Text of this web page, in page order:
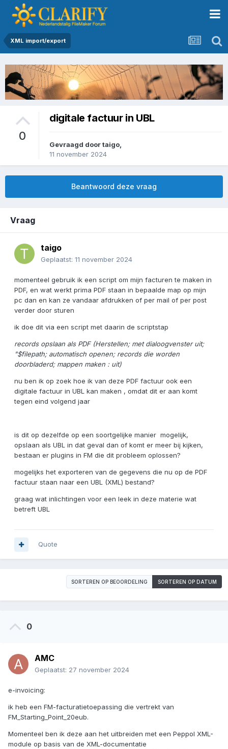
XML import/export
0
digitale factuur in UBL
Gevraagd doortaigo
11 november 2024
Beantwoord deze vraag
Vraag
taigo
Geplaatst: 11 november 2024
momenteel gebruik ik een script om mijn facturen te maken in
PDF, en wat werkt prima PDF staan in bepaalde map op mijn
pc dan en kan ze vandaar afdrukken of per mail of per post
verder door sturen
ik doe dit via een script met daarin de scriptstap
records opslaan als PDF (Herstellen; met dialoogvenster uit;
"$filepath; automatisch openen; records die worden
doorbladerd; mappen maken : uit)
nu ben ik op zoek hoe ik van deze PDF factuur ook een
digitale factuur in UBL kan maken , omdat dit er aan komt
tegen eind volgend jaar
is dit op dezelfde op een soortgelijke manier mogelijk,
opslaan als UBL in dat geval dan of komt er meer bij kijken,
bestaan er plugins in FM die dit probleem oplossen?
mogelijks het exporteren van de gegevens die nu op de PDF
factuur staan naar een UBL (XML) bestand?
graag wat inlichtingen voor een leek in deze materie wat
betreft UBL
Quote
SORTEREN OP BEOORDELING SORTEREN OP DATUM
0
AMC
Geplaatst: 27 november 2024
e-invoicing:
ik heb een FM-facturatietoepassing die vertrekt van
FM_Starting_Point_20eub.
Momenteel ben ik deze aan het uitbreiden met een Peppol XML-
module op basis van de XML-documentatie